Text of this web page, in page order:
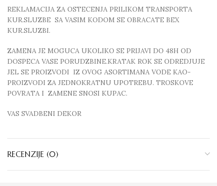
REKLAMACIJA ZA OSTECENJA PRILIKOM TRANSPORTA
KUR.SLUZBE SA VASIM KODOM SE OBRACATE BEX
KUR.SLUZBI.
ZAMENA JE MOGUCA UKOLIKO SE PRIJAVI DO 48H OD
DOSPECA VASE PORUDZBINE.KRATAK ROK SE ODREDJUJE
JEL SE PROIZVODI IZ OVOG ASORTIMANA VODE KAO-
PROIZVODI ZA JEDNOKRATNU UPOTREBU. TROSKOVE
POVRATA I ZAMENE SNOSI KUPAC.
VAS SVADBENI DEKOR
RECENZIJE (0)